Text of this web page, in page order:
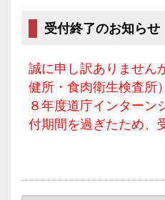
受付終了のお知らせ
誠に申し訳ありません
健所・食肉衛生検査所
８年度道庁インターン
付期間を過ぎたため、